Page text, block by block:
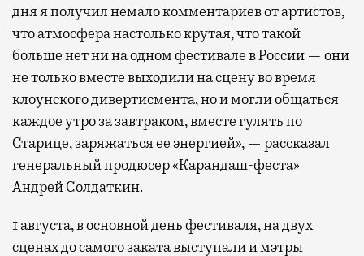
дня я получил немало комментариев от артистов,
что атмосфера настолько крутая, что такой
больше нет ни на одном фестивале в России — они
не только вместе выходили на сцену во время
клоунского дивертисмента, но и могли общаться
каждое утро за завтраком, вместе гулять по
Старице, заряжаться ее энергией», — рассказал
генеральный продюсер «Карандаш-феста»
Андрей Солдаткин.
1 августа, в основной день фестиваля, на двух
сценах до самого заката выступали и мэтры